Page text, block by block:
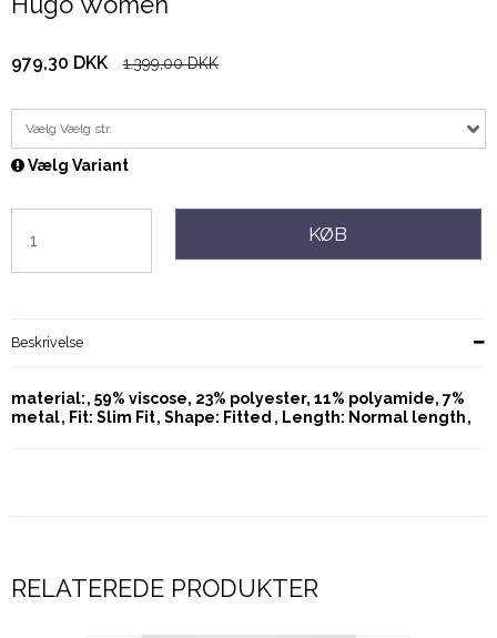
979,30 DKK 1.399,00 DKK
Vælg Vælg str.
Vælg Variant
KØB
Beskrivelse
material: 59% viscose, 23% polyester, 11% polyamide, 7%
metal
Fit: Slim Fit Shape: Fitted Length: Normal length
RELATEREDE PRODUKTER